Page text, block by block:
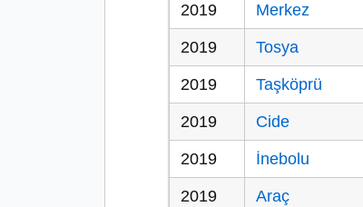
2019
Merkez
2019 Tosya
2019 Taşköprü
2019 Cide
2019 İnebolu
2019 Araç